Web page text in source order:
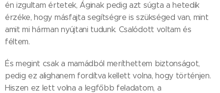
én izgultam értetek, Áginak pedig azt súgta a hetedik
érzéke, hogy másfajta segítségre is szükséged van, mint
amit mi hárman nyújtani tudunk. Csalódott voltam és
féltem.
És megint csak a mamádból meríthettem biztonságot,
pedig ez alighanem fordítva kellett volna, hogy történjen.
Hiszen ez lett volna a legfőbb feladatom, a